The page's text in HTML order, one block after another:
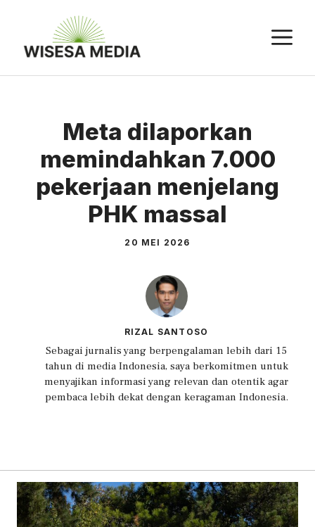
Meta dilaporkan
memindahkan 7.000
pekerjaan menjelang
PHK massal
20 MEI 2026
RIZAL SANTOSO
Sebagai jurnalis yang berpengalaman lebih dari 15
tahun di media Indonesia, saya berkomitmen untuk
menyajikan informasi yang relevan dan otentik agar
pembaca lebih dekat dengan keragaman Indonesia.